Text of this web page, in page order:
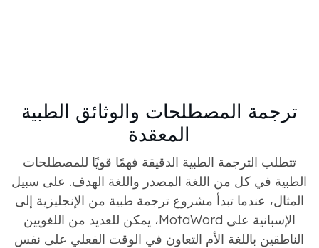
ترجمة المصطلحات والوثائق الطبية
المعقدة
تتطلب الترجمة الطبية الدقيقة فهمًا قويًا للمصطلحات
الطبية في كل من اللغة المصدر واللغة الهدف. على سبيل
المثال، عندما تبدأ مشروع ترجمة طبية من الإنجليزية إلى
الإسبانية على MotaWord، يمكن للعديد من اللغويين
الناطقين باللغة الأم التعاون في الوقت الفعلي على نفس